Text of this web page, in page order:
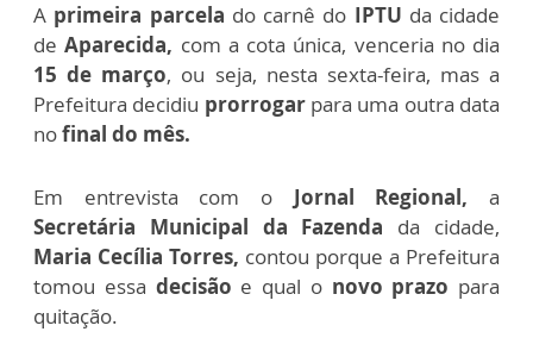
A primeira parcela do carnê do IPTU da cidade
deAparecida, com a cota única, venceria no dia
15 de março, ou seja, nesta sexta-feira, mas a
Prefeitura decidiu prorrogar para uma outra data
nofinal do mês.
Em entrevista com o Jornal Regional, a
Secretária Municipal da Fazenda da cidade,
Maria Cecília Torres, contou porque a Prefeitura
tomou essa decisão e qual o novo prazo para
quitação.